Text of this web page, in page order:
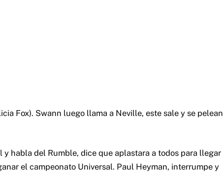
Fox). Swann luego llama a Neville, este sale y se pelean
habla del Rumble, dice que aplastara a todos para llegar
el campeonato Universal. Paul Heyman, interrumpe y